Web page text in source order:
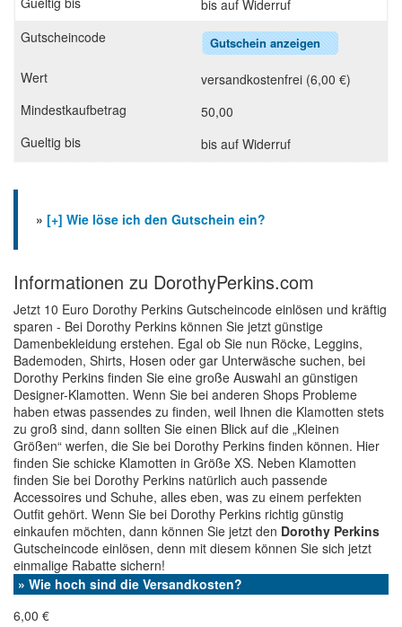
bis auf Widerruf
Gutschein anzeigen
versandkostenfrei (6,00 €)
50,00
bis auf Widerruf
» [+] Wie löse ich den Gutschein ein?
Informationen zu DorothyPerkins.com
Jetzt 10 Euro Dorothy Perkins Gutscheincode einlösen und kräftig
sparen - Bei Dorothy Perkins können Sie jetzt günstige
Damenbekleidung erstehen. Egal ob Sie nun Röcke, Leggins,
Bademoden, Shirts, Hosen oder gar Unterwäsche suchen, bei
Dorothy Perkins finden Sie eine große Auswahl an günstigen
Designer-Klamotten. Wenn Sie bei anderen Shops Probleme
haben etwas passendes zu finden, weil Ihnen die Klamotten stets
zu groß sind, dann sollten Sie einen Blick auf die „Kleinen
Größen“ werfen, die Sie bei Dorothy Perkins finden können. Hier
finden Sie schicke Klamotten in Größe XS. Neben Klamotten
finden Sie bei Dorothy Perkins natürlich auch passende
Accessoires und Schuhe, alles eben, was zu einem perfekten
Outfit gehört. Wenn Sie bei Dorothy Perkins richtig günstig
einkaufen möchten, dann können Sie jetzt den Dorothy Perkins
Gutscheincode einlösen, denn mit diesem können Sie sich jetzt
einmalige Rabatte sichern!
» Wie hoch sind die Versandkosten?
6,00 €